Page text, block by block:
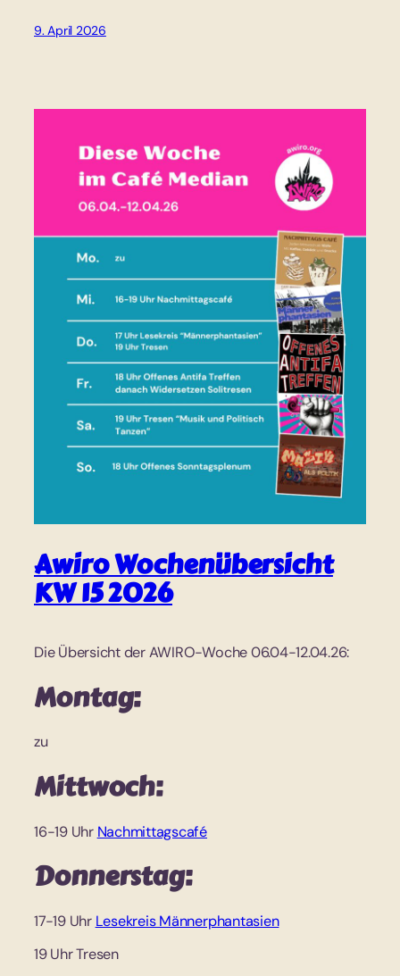
9. April 2026
Awiro Wochenübersicht
KW 15 2026
Die Übersicht der AWIRO-Woche 06.04-12.04.26:
Montag:
zu
Mittwoch:
16-19 Uhr Nachmittagscafé
Donnerstag:
17-19 Uhr Lesekreis Männerphantasien
19 Uhr Tresen